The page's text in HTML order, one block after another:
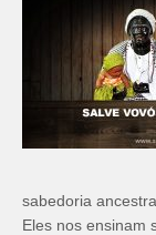
sabedoria
Eles nos ensinam